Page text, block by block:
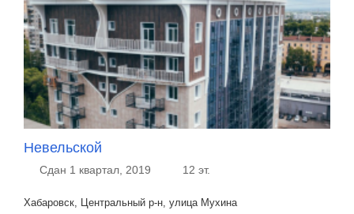
Невельской
Сдан 1 квартал, 2019 12 эт.
Хабаровск, Центральный р-н, улица Мухина